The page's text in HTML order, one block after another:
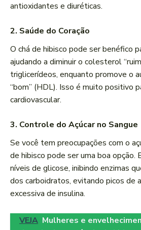
antioxidantes e diuréticas.
2. Saúde do Coração
O chá de hibisco pode ser benéfico
ajudando a diminuir o colesterol
triglicerídeos, enquanto promove o
“bom” (HDL). Isso é muito positivo
cardiovascular.
3. Controle do Açúcar no Sangue
Se você tem preocupações com o
de hibisco pode ser uma boa opção.
níveis de glicose, inibindo enzimas
dos carboidratos, evitando picos de
excessiva de insulina.
VEJA Mulheres e